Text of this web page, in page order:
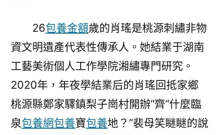
遺〉
26包養金額歲的肖瑤是桃源刺繡非物
資文明遺產代表性傳承人。她結業于湖南
工藝美術個人工作學院湘繡專門研究。
2020年，年夜學結業后的肖瑤回抵家鄉
桃源縣鄭家驛鎮梨子崗村開辦“齊“什麼臨
泉包養網包養寶包養地？”裴母笑瞇瞇的說